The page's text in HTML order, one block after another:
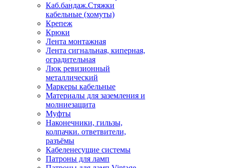
Каб.бандаж.Стяжки
кабельные (хомуты)
Крепеж
Крюки
Лента монтажная
Лента сигнальная, киперная,
оградительная
Люк ревизионный
металлический
Маркеры кабельные
Материалы для заземления и
молниезащита
Муфты
Наконечники, гильзы,
колпачки. ответвители,
разъёмы
Кабеленесущие системы
Патроны для ламп